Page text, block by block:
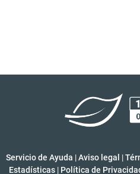
Servicio de Ayuda |Aviso legal |
Estadísticas | Política de